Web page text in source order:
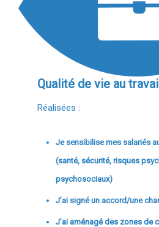
Qualité de vie au
Réalisées :
Je sensibilise mes salariés
(santé, sécurité, risques
psychosociaux)
J’ai signé un accord/une
J’ai aménagé des zones de